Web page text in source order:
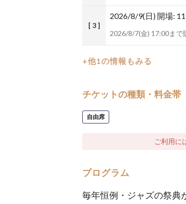
[ 3 ]
2026/8/9(日) 開場:
2026/8/7(金) 17:00まで
+他1の情報もみる
チケットの種類・料金帯
自由席
ご利用に
プログラム
毎年恒例・ジャズの祭典